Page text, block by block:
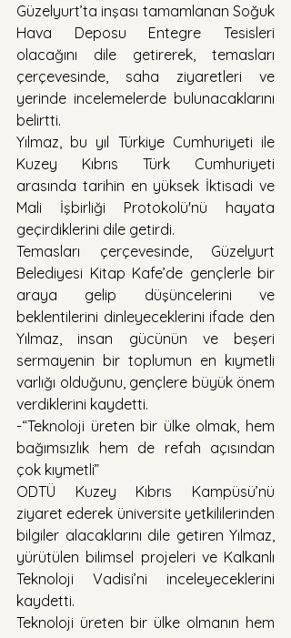
Güzelyurt’ta inşası tamamlanan Soğuk
Hava Deposu Entegre Tesisleri
olacağını dile getirerek, temasları
çerçevesinde, saha ziyaretleri ve
yerinde incelemelerde bulunacaklarını
belirtti.
Yılmaz, bu yıl Türkiye Cumhuriyeti ile
Kuzey Kıbrıs Türk Cumhuriyeti
arasında tarihin en yüksek İktisadi ve
Mali İşbirliği Protokolü'nü hayata
geçirdiklerini dile getirdi.
Temasları çerçevesinde, Güzelyurt
Belediyesi Kitap Kafe’de gençlerle bir
araya gelip düşüncelerini ve
beklentilerini dinleyeceklerini ifade den
Yılmaz, insan gücünün ve beşeri
sermayenin bir toplumun en kıymetli
varlığı olduğunu, gençlere büyük önem
verdiklerini kaydetti.
-“Teknoloji üreten bir ülke olmak, hem
bağımsızlık hem de refah açısından
çok kıymetli”
ODTÜ Kuzey Kıbrıs Kampüsü’nü
ziyaret ederek üniversite yetkililerinden
bilgiler alacaklarını dile getiren Yılmaz,
yürütülen bilimsel projeleri ve Kalkanlı
Teknoloji Vadisi’ni inceleyeceklerini
kaydetti.
Teknoloji üreten bir ülke olmanın hem